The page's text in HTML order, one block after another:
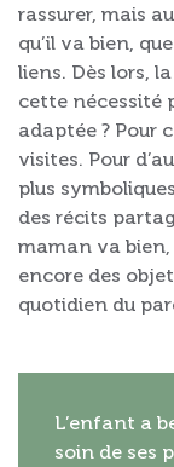
rassurer, mais
qu’il va bien,
liens. Dès lors,
cette nécessité
adaptée ? Pour
visites. Pour
plus
des récits
maman va bien,
encore des
quotidien du
L’enfant a
soin de ses